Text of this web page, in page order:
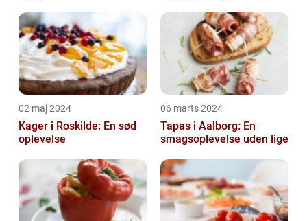
02 maj 2024
Kager i Roskilde: En sød
oplevelse
06 marts 2024
Tapas i Aalborg: En
smagsoplevelse uden lige